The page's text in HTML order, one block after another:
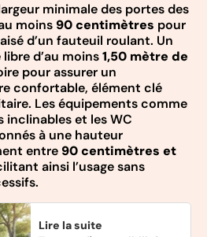
minimale des portes des
moins 90 centimètres pour
d’un fauteuil roulant. Un
d’au moins1,50 mètre de
pour assurer un
confortable, élément clé
Les équipements comme
inclinables et les WC
à une hauteur
entre 90 centimètres et
ainsi l’usage sans
Lire la suite